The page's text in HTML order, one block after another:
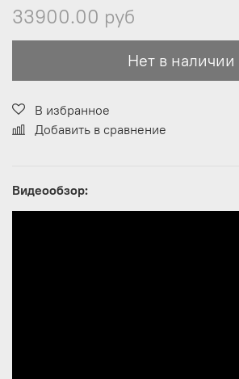
33900.00 руб
Нет в наличии
В избранное
Добавить в сравнение
Видеообзор: